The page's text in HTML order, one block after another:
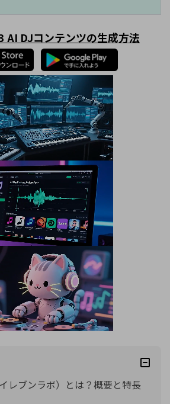
DJコンテンツの生成方法
レブンラボ）とは？概要と特長